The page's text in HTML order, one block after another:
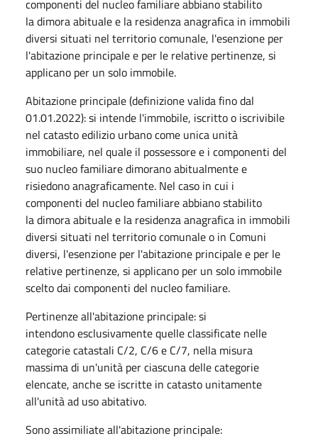
componenti del nucleo familiare abbiano stabilito
la dimora abituale e la residenza anagrafica in immobili
diversi situati nel territorio comunale, l'esenzione per
l'abitazione principale e per le relative pertinenze, si
applicano per un solo immobile.
Abitazione principale (definizione valida fino dal
01.01.2022): si intende l'immobile, iscritto o iscrivibile
nel catasto edilizio urbano come unica unità
immobiliare, nel quale il possessore e i componenti del
suo nucleo familiare dimorano abitualmente e
risiedono anagraficamente. Nel caso in cui i
componenti del nucleo familiare abbiano stabilito
la dimora abituale e la residenza anagrafica in immobili
diversi situati nel territorio comunale o in Comuni
diversi, l'esenzione per l'abitazione principale e per le
relative pertinenze, si applicano per un solo immobile
scelto dai componenti del nucleo familiare.
Pertinenze all'abitazione principale: si
intendono esclusivamente quelle classificate nelle
categorie catastali C/2, C/6 e C/7, nella misura
massima di un'unità per ciascuna delle categorie
elencate, anche se iscritte in catasto unitamente
all'unità ad uso abitativo.
Sono assimiliate all'abitazione principale: